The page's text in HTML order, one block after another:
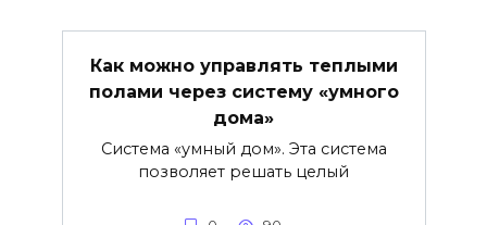
Как можно управлять теплыми
полами через систему «умного
дома»
Система «умный дом». Эта система
позволяет решать целый